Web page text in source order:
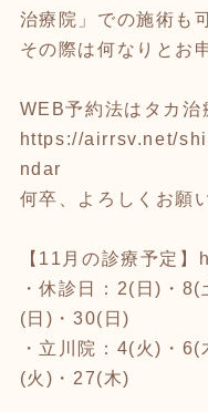
治療院」での施術も
その際は何なりとお
WEB予約法はタカ治
https://airrsv.net/
ndar
何卒、よろしくお願
【11月の診療予定】
・休診日：2(日)・
(日)・30(日)
・立川院：4(火)・
(火)・27(木)